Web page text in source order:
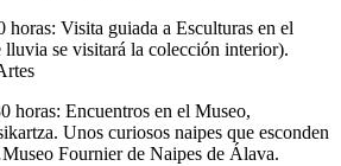
horas: Visita guiada a Esculturas en el
lluvia se visitará la colección interior).
horas: Encuentros en el Museo,
Unos curiosos naipes que esconden
Fournier de Naipes de Álava.